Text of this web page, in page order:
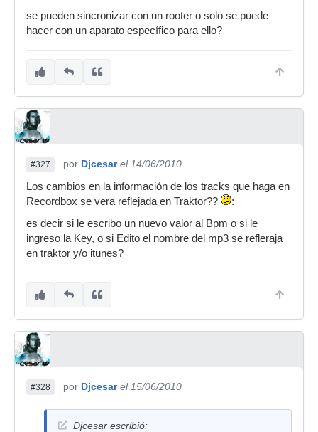
se pueden sincronizar con un rooter o solo se puede
hacer con un aparato específico para ello?
#327 por Djcesar el 14/06/2010
Los cambios en la información de los tracks que haga en
Recordbox se vera reflejada en Traktor??
:
es decir si le escribo un nuevo valor al Bpm o si le
ingreso la Key, o si Edito el nombre del mp3 se refleraja
en traktor y/o itunes?
#328 por Djcesar el 15/06/2010
Djcesar escribió: